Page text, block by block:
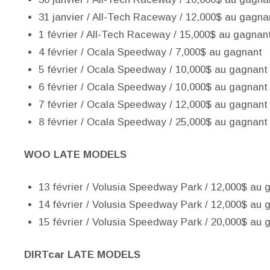
31 janvier / All-Tech Raceway / 12,000$ au
1 février / All-Tech Raceway / 15,000$ au
4 février / Ocala Speedway / 7,000$ au gagnant
5 février / Ocala Speedway / 10,000$ au gagnant
6 février / Ocala Speedway / 10,000$ au gagnant
7 février / Ocala Speedway / 12,000$ au gagnant
8 février / Ocala Speedway / 25,000$ au gagnant
WOO LATE MODELS
13 février / Volusia Speedway Park / 12,000$ au
14 février / Volusia Speedway Park / 12,000$ au
15 février / Volusia Speedway Park / 20,000$ au
DIRTcar LATE MODELS